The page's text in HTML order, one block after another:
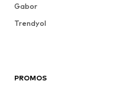
Gabor
Trendyol
PROMOS